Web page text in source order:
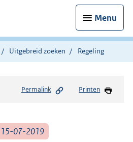
Menu
Uitgebreid zoeken Regeling
Permalink Printen
15-07-2019